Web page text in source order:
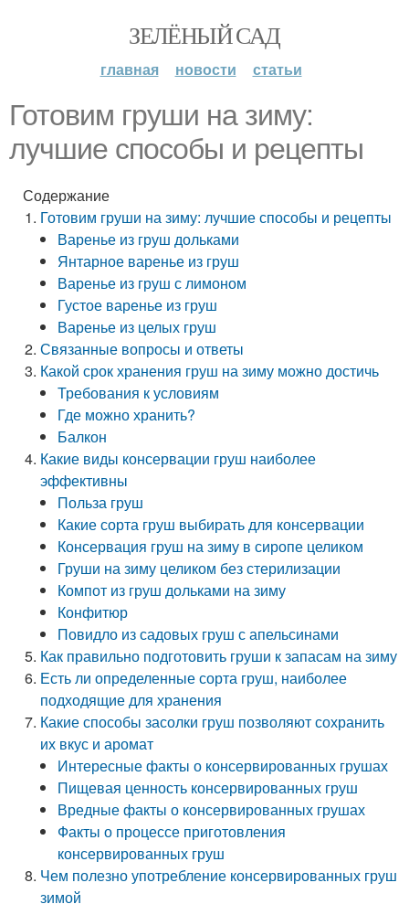
ЗЕЛЁНЫЙ САД
главная новости статьи
Готовим груши на зиму:
лучшие способы и рецепты
Содержание
Готовим груши на зиму: лучшие способы и рецепты
Варенье из груш дольками
Янтарное варенье из груш
Варенье из груш с лимоном
Густое варенье из груш
Варенье из целых груш
Связанные вопросы и ответы
Какой срок хранения груш на зиму можно достичь
Требования к условиям
Где можно хранить?
Балкон
Какие виды консервации груш наиболее
эффективны
Польза груш
Какие сорта груш выбирать для консервации
Консервация груш на зиму в сиропе целиком
Груши на зиму целиком без стерилизации
Компот из груш дольками на зиму
Конфитюр
Повидло из садовых груш с апельсинами
Как правильно подготовить груши к запасам на зиму
Есть ли определенные сорта груш, наиболее
подходящие для хранения
Какие способы засолки груш позволяют сохранить
их вкус и аромат
Интересные факты о консервированных грушах
Пищевая ценность консервированных груш
Вредные факты о консервированных грушах
Факты о процессе приготовления
консервированных груш
Чем полезно употребление консервированных груш
зимой